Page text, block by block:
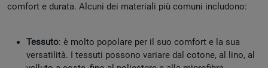
comfort e durata. Alcuni dei materiali più comuni includono:
Tessuto: è molto popolare per il suo comfort e la sua
versatilità. I tessuti possono variare dal cotone, al lino, al